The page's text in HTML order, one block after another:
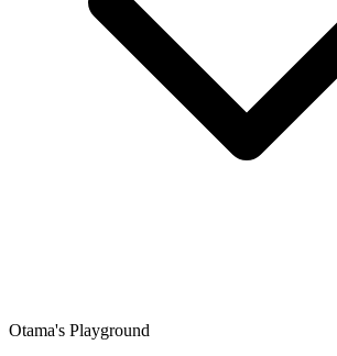
Otama's Playground